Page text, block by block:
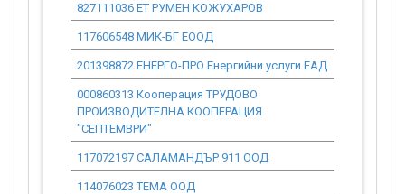
827111036 ЕТ РУМЕН КОЖУХАРОВ
117606548 МИК-БГ ЕООД
201398872 ЕНЕРГО-ПРО Енергийни услуги ЕАД
000860313 Кооперация ТРУДОВО
ПРОИЗВОДИТЕЛНА КООПЕРАЦИЯ
"СЕПТЕМВРИ"
117072197 САЛАМАНДЪР 911 ООД
114076023 ТЕМА ООД